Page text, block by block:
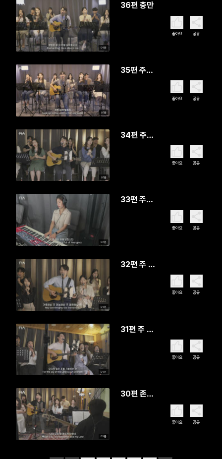
04분
36편 충만
좋아요 공유
07분
35편 주만
좋아요 공유
07분
34편 주님
좋아요 공유
06분
33편 주는
좋아요 공유
04분
32편 주 여
좋아요 공유
04분
31편 주 안
좋아요 공유
09분
30편 존귀
좋아요 공유